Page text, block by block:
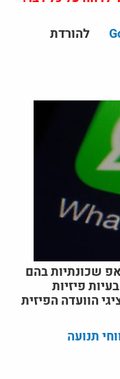
להורדת
שכונתיות בהם
פיזיות
הוועדה הפיזית
תנועה